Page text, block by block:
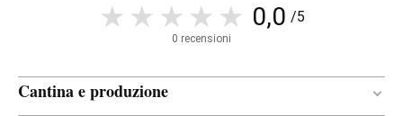
0,0 /5
0 recensioni
Cantina e produzione